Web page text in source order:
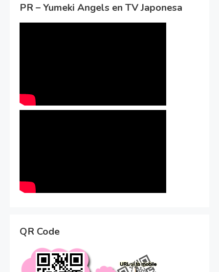
PR – Yumeki Angels en TV Japonesa
QR Code